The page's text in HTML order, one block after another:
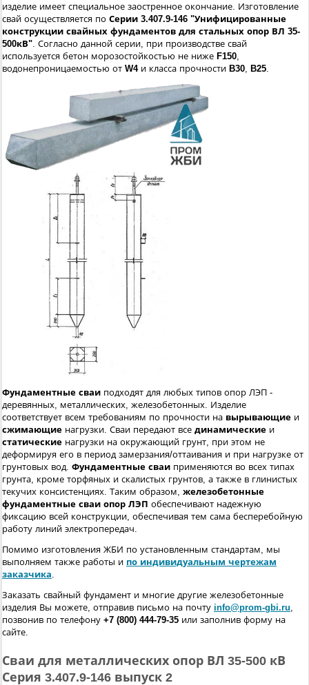
изделие имеет специальное заостренное окончание. Изготовление
свай осуществляется по Серии 3.407.9-146 "Унифицированные
конструкции свайных фундаментов для стальных опор ВЛ 35-
500кВ". Согласно данной серии, при производстве свай
используется бетон морозостойкостью не ниже F150,
водонепроницаемостью от W4и класса прочности B30, B25.
Фундаментные сваи подходят для любых типов опор ЛЭП -
деревянных, металлических, железобетонных. Изделие
соответствует всем требованиям по прочности на вырывающие и
сжимающие нагрузки. Сваи передают все динамические и
статические нагрузки на окружающий грунт, при этом не
деформируя его в период замерзания/оттаивания и при нагрузке от
грунтовых вод. Фундаментные сваи применяются во всех типах
грунта, кроме торфяных и скалистых грунтов, а также в глинистых
текучих консистенциях. Таким образом, железобетонные
фундаментные сваи опор ЛЭП обеспечивают надежную
фиксацию всей конструкции, обеспечивая тем сама бесперебойную
работу линий электропередач.
Помимо изготовления ЖБИ по установленным стандартам, мы
выполняем также работы и по индивидуальным чертежам
заказчика
Заказать свайный фундамент и многие другие железобетонные
изделия Вы можете, отправив письмо на почту info@prom-gbi.ru
позвонив по телефону +7 (800) 444-79-35 или заполнив форму на
сайте.
Сваи для металлических опор ВЛ 35-500 кВ
Серия 3.407.9-146 выпуск 2